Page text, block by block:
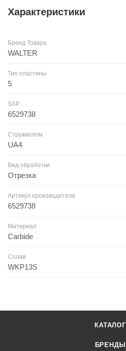
Характеристики
Бренд Товара
WALTER
Тип пластины
5
SAP
6529738
Стружколом
UA4
Вид обработки
Отрезка
Артикул производителя
6529738
Материал
Carbide
Сплав
WKP13S
КАТАЛОГ
БРЕНДЫ